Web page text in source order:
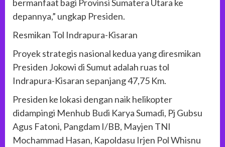
bermanfaat bagi Provinsi Sumatera Utara ke
depannya,” ungkap Presiden.
Resmikan Tol Indrapura-Kisaran
Proyek strategis nasional kedua yang diresmikan
Presiden Jokowi di Sumut adalah ruas tol
Indrapura-Kisaran sepanjang 47,75 Km.
Presiden ke lokasi dengan naik helikopter
didampingi Menhub Budi Karya Sumadi, Pj Gubsu
Agus Fatoni, Pangdam I/BB, Mayjen TNI
Mochammad Hasan, Kapoldasu Irjen Pol Whisnu